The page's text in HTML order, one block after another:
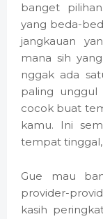
banget
yang beda-
jangkauan
mana sih
nggak ada
paling unggul
cocok buat
kamu. Ini
tempat
Gue mau
provider-
kasih